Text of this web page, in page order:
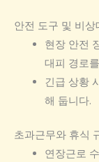
안전 도구 및 비상
현장 안전
대피 경로
긴급 상황
해 둡니다.
초과근무와 휴식
연장근로